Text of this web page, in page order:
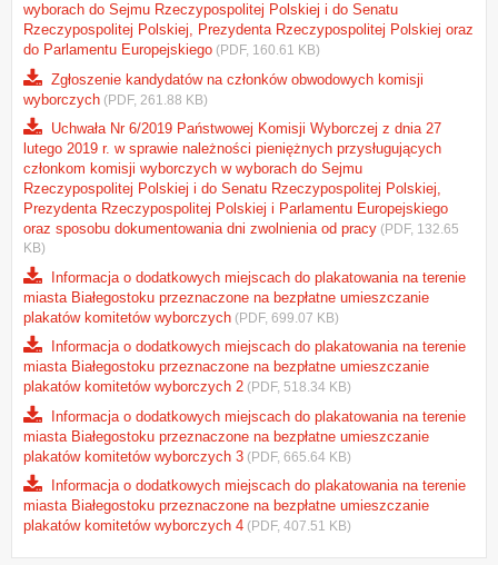
wyborach do Sejmu Rzeczypospolitej Polskiej i do Senatu
Rzeczypospolitej Polskiej, Prezydenta Rzeczypospolitej Polskiej oraz
do Parlamentu Europejskiego (PDF, 160.61 KB)
Zgłoszenie kandydatów na członków obwodowych komisji
wyborczych (PDF, 261.88 KB)
Uchwała Nr 6/2019 Państwowej Komisji Wyborczej z dnia 27
lutego 2019 r. w sprawie należności pieniężnych przysługujących
członkom komisji wyborczych w wyborach do Sejmu
Rzeczypospolitej Polskiej i do Senatu Rzeczypospolitej Polskiej,
Prezydenta Rzeczypospolitej Polskiej i Parlamentu Europejskiego
oraz sposobu dokumentowania dni zwolnienia od pracy (PDF, 132.65
KB)
Informacja o dodatkowych miejscach do plakatowania na terenie
miasta Białegostoku przeznaczone na bezpłatne umieszczanie
plakatów komitetów wyborczych (PDF, 699.07 KB)
Informacja o dodatkowych miejscach do plakatowania na terenie
miasta Białegostoku przeznaczone na bezpłatne umieszczanie
plakatów komitetów wyborczych 2 (PDF, 518.34 KB)
Informacja o dodatkowych miejscach do plakatowania na terenie
miasta Białegostoku przeznaczone na bezpłatne umieszczanie
plakatów komitetów wyborczych 3 (PDF, 665.64 KB)
Informacja o dodatkowych miejscach do plakatowania na terenie
miasta Białegostoku przeznaczone na bezpłatne umieszczanie
plakatów komitetów wyborczych 4 (PDF, 407.51 KB)